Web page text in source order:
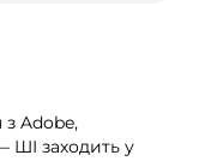
з Adobe,
ШІ заходить у